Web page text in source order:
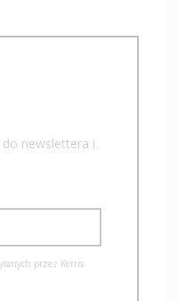
newslettera i
przez Kerris